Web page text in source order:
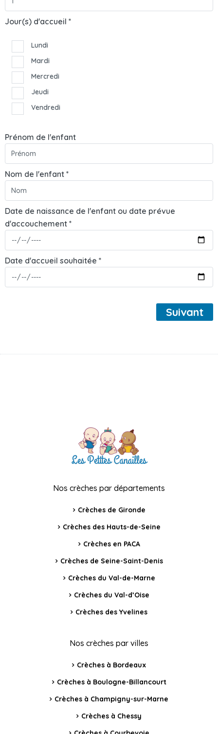
Jour(s) d'accueil *
Lundi
Mardi
Mercredi
Jeudi
Vendredi
Prénom de l'enfant
Nom de l'enfant *
Date de naissance de l'enfant ou date prévue
d'accouchement *
Date d'accueil souhaitée *
Suivant
Nos crèches par départements
Crèches de Gironde
Crèches des Hauts-de-Seine
Crèches en PACA
Crèches de Seine-Saint-Denis
Crèches du Val-de-Marne
Crèches du Val-d’Oise
Crèches des Yvelines
Nos crèches par villes
Crèches à Bordeaux
Crèches à Boulogne-Billancourt
Crèches à Champigny-sur-Marne
Crèches à Chessy